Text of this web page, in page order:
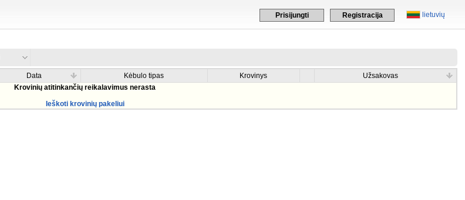
lietuvių
Prisijungti Registracija
Data Kėbulo tipas Krovinys
Užsakovas
Krovinių atitinkančių reikalavimus nerasta
Ieškoti krovinių pakeliui